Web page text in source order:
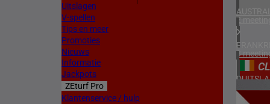
Uitslagen
V-spellen
Tips en meer
Promoties
Nieuws
Informatie
Jackpots
ZEturf Pro
Klantenservice / hulp
2
3
7